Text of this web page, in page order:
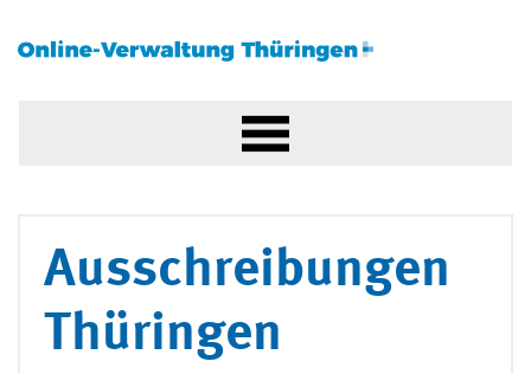
Ausschreibungen
Thüringen